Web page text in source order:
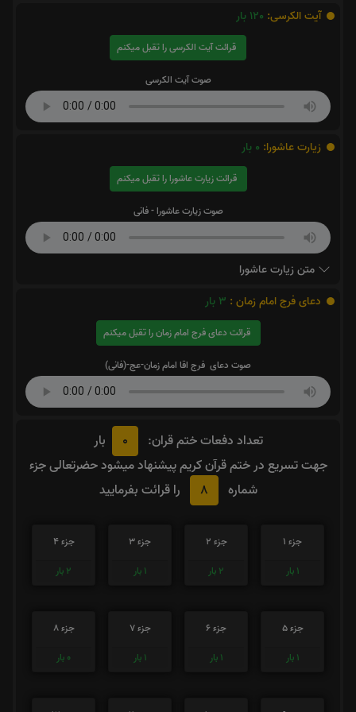
آیت الکرسی: 120 بار
قرائت آیت الکرسی را تقبل میکنم
صوت آیت الکرسی
زیارت عاشورا: 0 بار
قرائت زیارت عاشورا را تقبل میکنم
صوت زیارت عاشورا - فانی
متن زیارت عاشورا
دعای فرج امام زمان : 3 بار
قرائت دعای فرج امام زمان را تقبل میکنم
صوت دعای فرج اقا امام زمان-عج-(فانی)
تعداد دفعات ختم قران: 0
بار
جهت تسریع در ختم قرآن کریم پیشنهاد میشود حضرتعالی جزء
شماره
8 را قرائت بفرمایید
جزء 1
1 بار
جزء 2
2 بار
جزء 3
1 بار
جزء 4
2 بار
جزء 5
1 بار
جزء 6
1 بار
جزء 7
1 بار
جزء 8
0 بار